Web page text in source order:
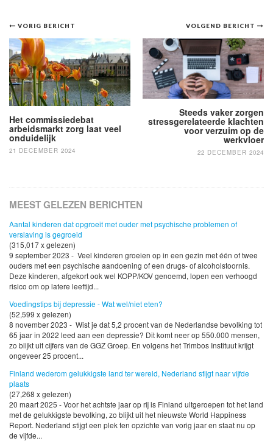
Bericht
navigatie
VOLGEND BERICHT
Steeds vaker zorgen
stressgerelateerde klachten
voor verzuim op de
werkvloer
22 DECEMBER 2024
VORIG BERICHT
Het commissiedebat
arbeidsmarkt zorg laat veel
onduidelijk
21 DECEMBER 2024
MEEST GELEZEN BERICHTEN
Aantal kinderen dat opgroeit met ouder met psychische problemen of
verslaving is gegroeid
(315,017 x gelezen)
9 september 2023 - Veel kinderen groeien op in een gezin met één of twee
ouders met een psychische aandoening of een drugs- of alcoholstoornis.
Deze kinderen, afgekort ook wel KOPP/KOV genoemd, lopen een verhoogd
risico om op latere leeftijd...
Voedingstips bij depressie - Wat wel/niet eten?
(52,599 x gelezen)
8 november 2023 - Wist je dat 5,2 procent van de Nederlandse bevolking tot
65 jaar in 2022 leed aan een depressie? Dit komt neer op 550.000 mensen,
zo blijkt uit cijfers van de GGZ Groep. En volgens het Trimbos Instituut krijgt
ongeveer 25 procent...
Finland wederom gelukkigste land ter wereld, Nederland stijgt naar vijfde
plaats
(27,268 x gelezen)
20 maart 2025 - Voor het achtste jaar op rij is Finland uitgeroepen tot het land
met de gelukkigste bevolking, zo blijkt uit het nieuwste World Happiness
Report. Nederland stijgt een plek ten opzichte van vorig jaar en staat nu op
de vijfde...